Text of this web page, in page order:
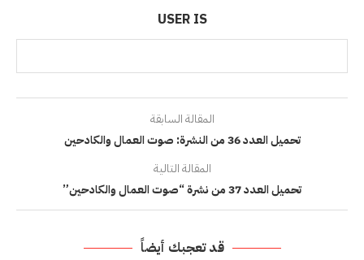
USER IS
المقالة السابقة
تحميل العدد 36 من النشرة: صوت العمال والكادحين
المقالة التالية
تحميل العدد 37 من نشرة “صوت العمال والكادحين”
قد تعجبك أيضاً